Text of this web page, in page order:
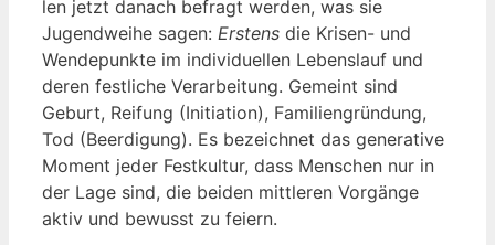
len jetzt danach befragt wer­den, was sie
Jugend­wei­he sagen: Ers­tens die Kri­sen- und
Wen­de­punk­te im indi­vi­du­el­len Lebens­lauf und
deren fest­li­che Ver­ar­bei­tung. Gemeint sind
Geburt, Rei­fung (Initia­ti­on), Fami­li­en­grün­dung,
Tod (Beer­di­gung). Es bezeich­net das gene­ra­ti­ve
Moment jeder Fest­kul­tur, dass Men­schen nur in
der Lage sind, die bei­den mitt­le­ren Vor­gän­ge
aktiv und bewusst zu feiern.